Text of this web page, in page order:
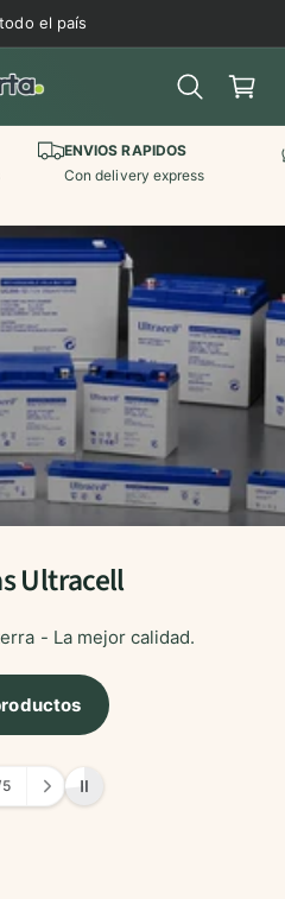
el país
r
ri
t
ENVIOS RAPIDOS
Con delivery express
Ultracell
- La mejor calidad.
5